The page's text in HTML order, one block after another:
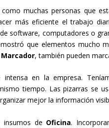
muchas personas que
más eficiente el trabajo
software, computadores o
que elementos mucho
Marcador, también pueden
en la empresa.
tiempo. Las pizarras se
mejor la información
de Oficina.